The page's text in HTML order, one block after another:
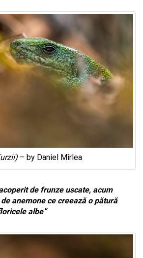
– by Daniel Mîrlea
de frunze uscate, acum
anemone ce creează o pătură
albe”